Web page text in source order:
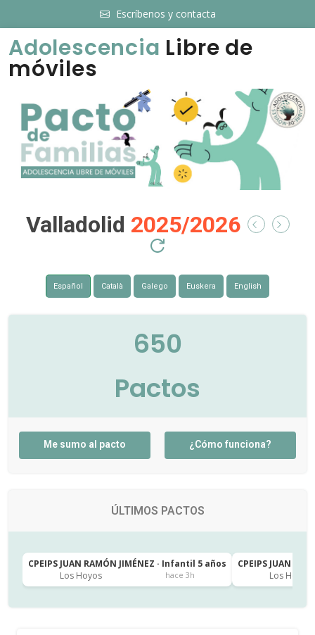
Escríbenos y contacta
Adolescencia Libre de
móviles
Valladolid 2025/2026
Español Català Galego Euskera English
650
Pactos
Me sumo al pacto ¿Cómo funciona?
ÚLTIMOS PACTOS
CPEIPS JUAN RAMÓN JIMÉNEZ · Infantil 5 años
Los Hoyos
hace 3h
CPEIPS JUAN
Los Hoyos